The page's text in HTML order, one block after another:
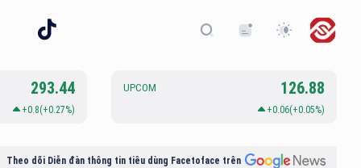
293.44
+0.8(+0.27%)
UPCOM 126.88
+0.06(+0.05%)
Theo dõi Diễn đàn thông tin tiêu dùng Facetoface trên